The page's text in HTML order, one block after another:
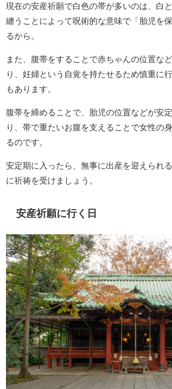
現在の安産祈願で白色の帯が多いのは、白
纏うことによって呪術的な意味で「胎児を
るから。
また、腹帯をすることで赤ちゃんの位置な
り、妊婦という自覚を持たせるため慎重に
もあります。
腹帯を締めることで、胎児の位置などが安
り、帯で重たいお腹を支えることで女性の
るのです。
安定期に入ったら、無事に出産を迎えられ
に祈祷を受けましょう。
安産祈願に行く日